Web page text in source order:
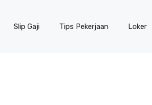
Slip Gaji Tips Pekerjaan Loker